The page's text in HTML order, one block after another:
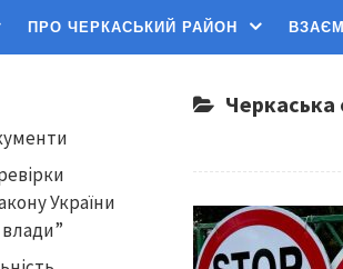
ПРО ЧЕРКАСЬКИЙ РАЙОН
Черкаська
України